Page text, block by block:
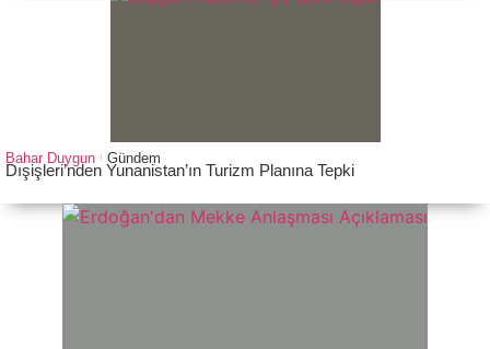
Bahar Duygun Gündem
Dışişleri’nden Yunanistan’ın Turizm Planına Tepki